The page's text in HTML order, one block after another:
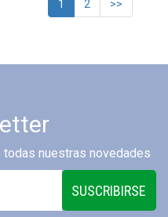
1 2 >>
nuestras novedades
SUSCRIBIRSE